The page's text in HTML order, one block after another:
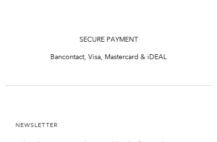
SECURE PAYMENT
Bancontact, Visa, Mastercard & iDEAL
NEWSLETTER